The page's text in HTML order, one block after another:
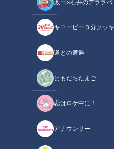
太田×石井のデララバ
キユーピー３分クッ
道との遭遇
ともだちたまご
恋はロケ中に！
アナウンサー
ほぼ三重・桑名市だけ愛されフー
この記事の画像